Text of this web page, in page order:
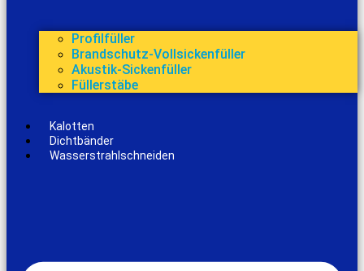
Profilfüller
Brandschutz-Vollsickenfüller
Akustik-Sickenfüller
Füllerstäbe
Kalotten
Dichtbänder
Wasserstrahlschneiden